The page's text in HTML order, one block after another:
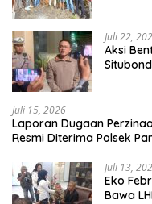
Juli 22,
Aksi
Juli 15, 2026
Laporan Dugaan
Resmi Diterima Polsek
Juli 13,
Eko
Bawa